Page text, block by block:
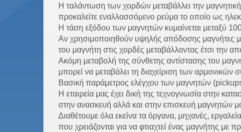
Η ταλάντωση των χορδών μεταβάλλει την
προκαλείτε εναλλασσόμενο ρεύμα το οποίο ως
Η τάση εξόδου των μαγνητών κυμαίνεται μεταξύ
Αν χρησιμοποιηθούν υψηλής απόδοσης μαγνήτες
του μαγνήτη στις χορδές μεταβάλλοντας έτσι την
Ακόμη μεταβολή της σύνθετης αντίστασης του
μπορεί να μεταβάλει τη διαχείριση των αρμονικών
Βασική παράμετρος ελέγχου των μαγνητών
Η εταιρεία μας έχει δική της τεχνογνωσία στην
στην ανασκευή αλλά και στην επισκευή μαγνητών
Διαθέτουμε όλα εκείνα τα όργανα, μηχανές, εργαλεία
που χρειάζονται για να φτιαχτεί ένας μαγνήτης με